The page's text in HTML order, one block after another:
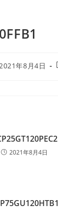
年8月4日
2021年8月4日